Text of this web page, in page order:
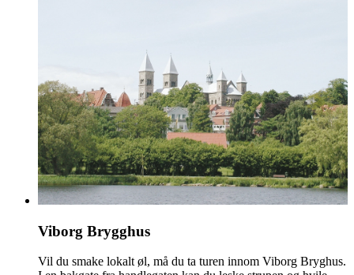
Viborg Brygghus
Vil du smake lokalt øl, må du ta turen innom Viborg Bryghus.